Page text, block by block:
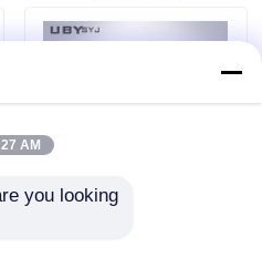
Footwear Testing
AM
you looking